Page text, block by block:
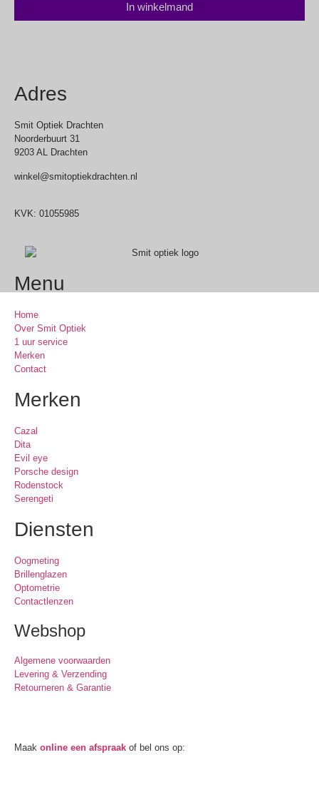
In winkelmand
Adres
Smit Optiek Drachten
Noorderbuurt 31
9203 AL Drachten
winkel@smitoptiekdrachten.nl
KVK: 01055985
Menu
Home
Over Smit Optiek
1 uur service
Merken
Contact
Merken
Cazal
Dita
Evil eye
Porsche design
Rodenstock
Serengeti
Diensten
Oogmeting
Brillenglazen
Optometrie
Contactlenzen
Webshop
Algemene voorwaarden
Levering & Verzending
Retourneren & Garantie
Maak online een afspraak of bel ons op: